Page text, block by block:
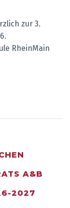
zur 3.
RheinMain
A&B
2027